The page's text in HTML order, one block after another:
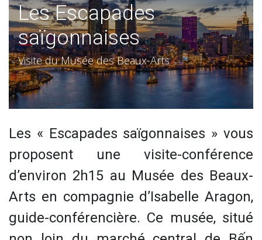
Les Escapades
saïgonnaises
Visite du Musée des Beaux-Arts
Les « Escapades saïgonnaises » vous
proposent une visite-conférence
d’environ 2h15 au Musée des Beaux-
Arts en compagnie d’Isabelle Aragon,
guide-conférencière. Ce musée, situé